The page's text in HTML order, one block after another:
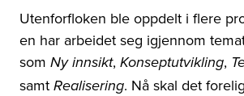
Utenforfloken ble oppdelt i flere
en har arbeidet seg igjennom
som Ny innsikt, Konseptutvikling,
samt Realisering. Nå skal det